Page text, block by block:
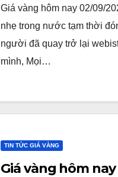
Giá vàng hôm nay 02/09/
nhẹ trong nước tạm thời
người đã quay trở lại
mình, Mọi…
TIN TỨC GIÁ VÀNG
Giá vàng hôm nay